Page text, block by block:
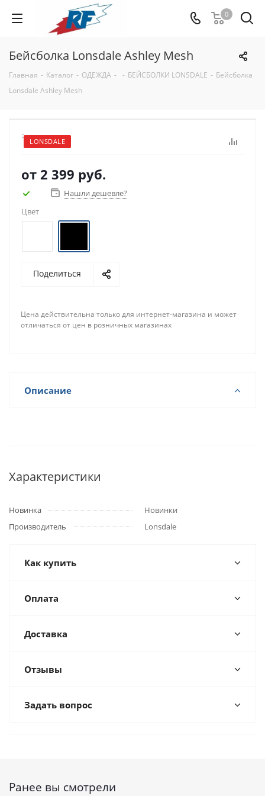
0
Бейсболка Lonsdale Ashley Mesh
Главная - Каталог - ОДЕЖДА - - БЕЙСБОЛКИ LONSDALE - Бейсболка
Lonsdale Ashley Mesh
LONSDALE
:
от 2 399 руб.
Нашли дешевле?
Цвет
Поделиться
Цена действительна только для интернет-магазина и может
отличаться от цен в розничных магазинах
Описание
Характеристики
Новинка
Новинки
Производитель
Lonsdale
Как купить
Оплата
Доставка
Отзывы
Задать вопрос
Ранее вы смотрели